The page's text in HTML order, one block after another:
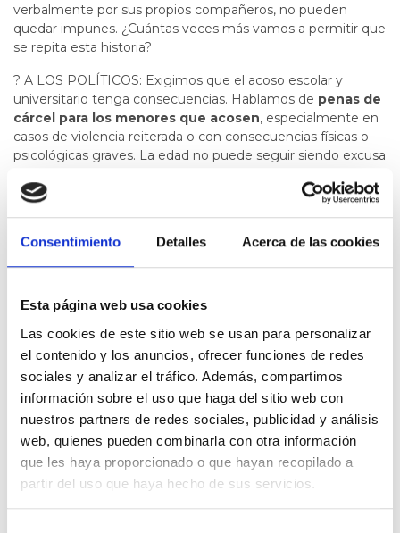
Consentimiento Detalles Acerca de las cookies
Esta página web usa cookies
Las cookies de este sitio web se usan para personalizar
el contenido y los anuncios, ofrecer funciones de redes
sociales y analizar el tráfico. Además, compartimos
información sobre el uso que haga del sitio web con
nuestros partners de redes sociales, publicidad y análisis
web, quienes pueden combinarla con otra información
que les haya proporcionado o que hayan recopilado a
partir del uso que haya hecho de sus servicios.
verbalmente por sus propios compañeros, no pueden
quedar impunes. ¿Cuántas veces más vamos a permitir que
se repita esta historia?
? A LOS POLÍTICOS: Exigimos que el acoso escolar y
universitario tenga consecuencias. Hablamos de penas de
cárcel para los menores que acosen, especialmente en
casos de violencia reiterada o con consecuencias físicas o
psicológicas graves. La edad no puede seguir siendo excusa
? Exigimos
no activen protocolos de protección cuando alguien
denuncia. La negligencia institucional también es violencia.
Marilou denunció y no fue protegida. El menor con parálisis
cerebral necesitaba apoyo, no el silencio cobarde de
quienes deberían haberlo defendido. Hoy son ellos, mañana
puede ser tú.
⚖️ Si las leyes no protegen a los vulnerables, entonces están
protegiendo a los agresores.
?Queremos reformas YA. Queremos justicia YA.
Tienes que iniciar la sesión para poder valorar